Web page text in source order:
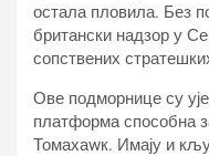
остала пловила. Без
британски надзор у
сопствених
Ове подморнице су
платформа способна
Томахаwк. Имају и